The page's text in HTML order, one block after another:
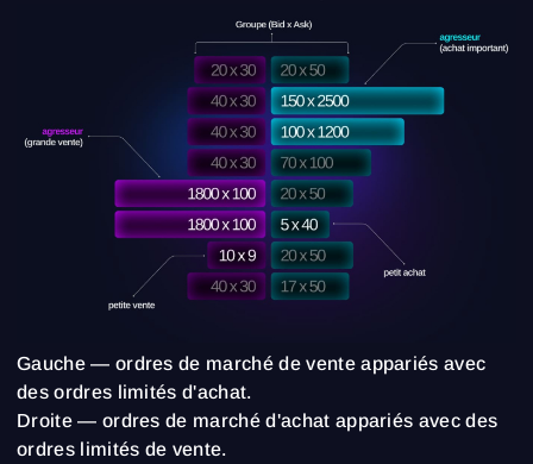
Gauche — ordres de marché de vente appariés avec
des ordres limités d'achat.
Droite — ordres de marché d'achat appariés avec des
ordres limités de vente.